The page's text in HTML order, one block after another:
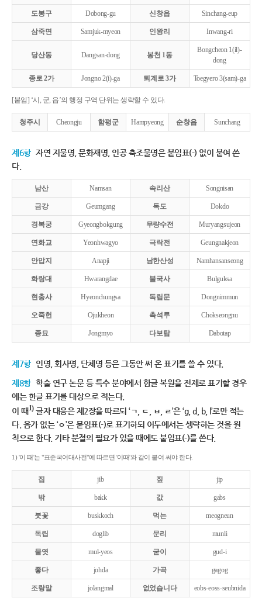
도봉구 Dobong-gu 신창읍 Sinchang-eup
삼죽면 Samjuk-myeon 인왕리 Inwang-ri
당산동 Dangsan-dong 봉천 1동
Bongcheon 1(il)-
dong
종로 2가 Jongno 2(i)-ga 퇴계로 3가 Toegyero 3(sam)-ga
[붙임] ‘시, 군, 읍’의 행정 구역 단위는 생략할 수 있다.
청주시 Cheongju 함평군 Hampyeong 순창읍 Sunchang
제6항 자연 지물명, 문화재명, 인공 축조물명은 붙임표(-) 없이 붙여 쓴
다.
남산 Namsan 속리산 Songnisan
금강 Geumgang 독도 Dokdo
경복궁 Gyeongbokgung 무량수전 Muryangsujeon
연화교 Yeonhwagyo 극락전 Geungnakjeon
안압지 Anapji 남한산성 Namhansanseong
화랑대 Hwarangdae 불국사 Bulguksa
현충사 Hyeonchungsa 독립문 Dongnimmun
오죽헌 Ojukheon 촉석루 Chokseongnu
종묘 Jongmyo 다보탑 Dabotap
제7항 인명, 회사명, 단체명 등은 그동안 써 온 표기를 쓸 수 있다.
제8항 학술 연구 논문 등 특수 분야에서 한글 복원을 전제로 표기할 경우
에는 한글 표기를 대상으로 적는다.
이 때1)글자 대응은 제2장을 따르되 ‘ㄱ, ㄷ, ㅂ, ㄹ’은 ‘g, d, b, l’로만 적는
다. 음가 없는 ‘ㅇ’은 붙임표(-)로 표기하되 어두에서는 생략하는 것을 원
칙으로 한다. 기타 분절의 필요가 있을 때에도 붙임표(-)를 쓴다.
1) '이 때'는 "표준국어대사전"에 따르면 '이때'와 같이 붙여 써야 한다.
집 jib 짚 jip
밖 bakk 값 gabs
붓꽃 buskkoch 먹는 meogneun
독립 doglib 문리 munli
물엿 mul-yeos 굳이 gud-i
좋다 johda 가곡 gagog
조랑말 jolangmal 없었습니다 eobs-eoss-seubnida